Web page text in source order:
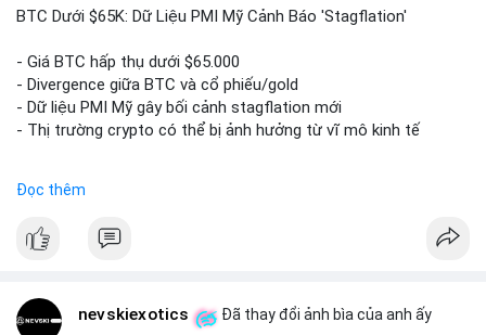
📰 Nguồn: Cointelegraph
BTC Dưới $65K: Dữ Liệu PMI Mỹ Cảnh Báo 'Stagflation'
- Giá BTC hấp thụ dưới $65.000
- Divergence giữa BTC và cổ phiếu/gold
- Dữ liệu PMI Mỹ gây bối cảnh stagflation mới
- Thị trường crypto có thể bị ảnh hưởng từ vĩ mô kinh tế
Đọc thêm
nevskiexotics Đã thay đổi ảnh bìa của anh ấy